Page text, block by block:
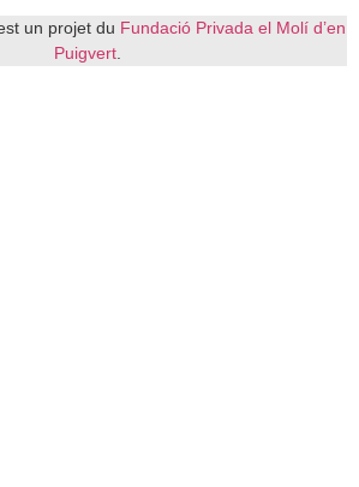
un projet du Fundació Privada el Molí d’en
Puigvert